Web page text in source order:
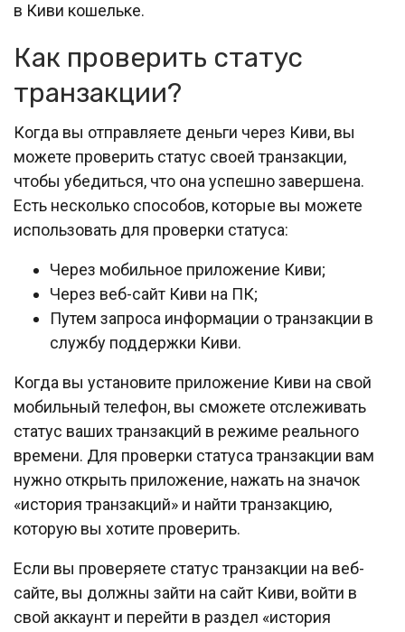
в Киви кошельке.
Как проверить статус
транзакции?
Когда вы отправляете деньги через Киви, вы
можете проверить статус своей транзакции,
чтобы убедиться, что она успешно завершена.
Есть несколько способов, которые вы можете
использовать для проверки статуса:
Через мобильное приложение Киви;
Через веб-сайт Киви на ПК;
Путем запроса информации о транзакции в
службу поддержки Киви.
Когда вы установите приложение Киви на свой
мобильный телефон, вы сможете отслеживать
статус ваших транзакций в режиме реального
времени. Для проверки статуса транзакции вам
нужно открыть приложение, нажать на значок
«история транзакций» и найти транзакцию,
которую вы хотите проверить.
Если вы проверяете статус транзакции на веб-
сайте, вы должны зайти на сайт Киви, войти в
свой аккаунт и перейти в раздел «история